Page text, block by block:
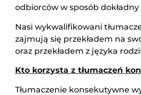
odbiorców w sposób dokładny
Nasi wykwalifikowani
zajmują się przekładem na
oraz przekładem z języka
Kto korzysta z tłumaczeń
Tłumaczenie konsekutywne